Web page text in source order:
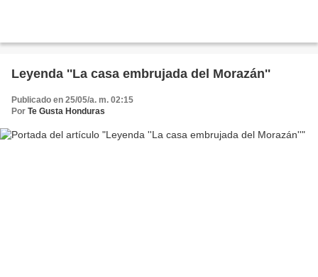
Leyenda ''La casa embrujada del Morazán''
Publicado en 25/05/a. m. 02:15
Por Te Gusta Honduras